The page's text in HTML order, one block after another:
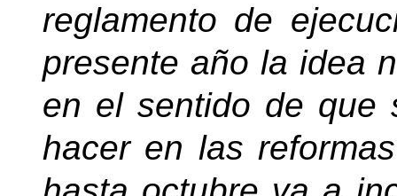
reglamento de
presente año la idea
en el sentido de que
hacer en las